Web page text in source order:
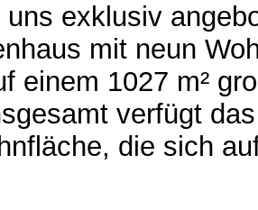
exklusiv
mit neun
einem 1027 m²
verfügt
die sich